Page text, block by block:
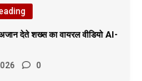
देते शख्स का वायरल वीडियो AI-
0